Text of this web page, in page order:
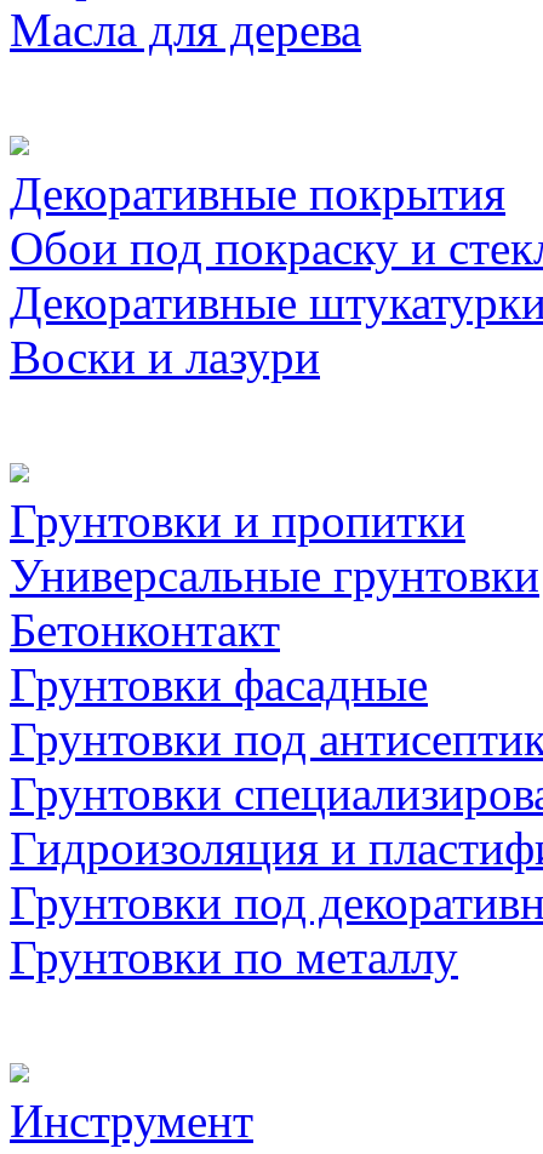
Масла для дерева
Декоративные покрытия
Обои под покраску и
Декоративные
Воски и лазури
Грунтовки и пропитки
Универсальные грунтовки
Бетонконтакт
Грунтовки фасадные
Грунтовки под
Грунтовки
Гидроизоляция и
Грунтовки под
Грунтовки по металлу
Инструмент